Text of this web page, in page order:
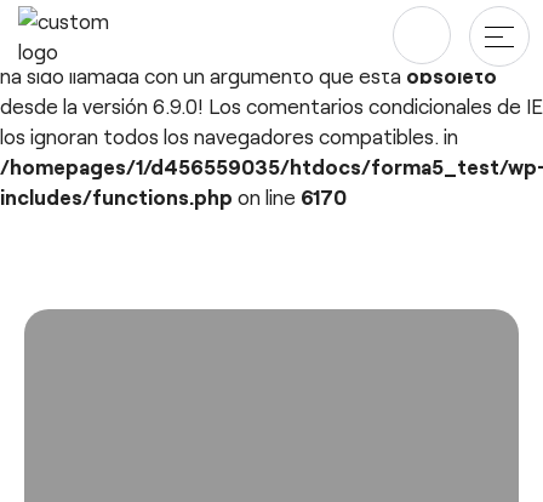
Deprecated
: ¡La función WP_Dependencies->add_data()
ha sido llamada con un argumento que está obsoleto
desde la versión 6.9.0! Los comentarios condicionales de IE
los ignoran todos los navegadores compatibles. in
/homepages/1/d456559035/htdocs/forma5_test/
includes/functions.php on line 6170
Productos
Mesas
Paneles Separadores
Compañía